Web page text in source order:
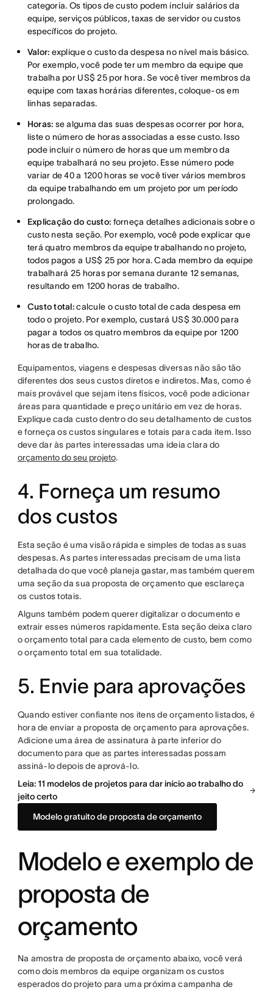
categoria. Os tipos de custo podem incluir salários da
equipe, serviços públicos, taxas de servidor ou custos
específicos do projeto.
Valor: explique o custo da despesa no nível mais básico.
Por exemplo, você pode ter um membro da equipe que
trabalha por US$ 25 por hora. Se você tiver membros da
equipe com taxas horárias diferentes, coloque-os em
linhas separadas.
Horas: se alguma das suas despesas ocorrer por hora,
liste o número de horas associadas a esse custo. Isso
pode incluir o número de horas que um membro da
equipe trabalhará no seu projeto. Esse número pode
variar de 40 a 1200 horas se você tiver vários membros
da equipe trabalhando em um projeto por um período
prolongado.
Explicação do custo: forneça detalhes adicionais sobre o
custo nesta seção. Por exemplo, você pode explicar que
terá quatro membros da equipe trabalhando no projeto,
todos pagos a US$ 25 por hora. Cada membro da equipe
trabalhará 25 horas por semana durante 12 semanas,
resultando em 1200 horas de trabalho.
Custo total:calcule o custo total de cada despesa em
todo o projeto. Por exemplo, custará US$ 30.000 para
pagar a todos os quatro membros da equipe por 1200
horas de trabalho.
Equipamentos, viagens e despesas diversas não são tão
diferentes dos seus custos diretos e indiretos. Mas, como é
mais provável que sejam itens físicos, você pode adicionar
áreas para quantidade e preço unitário em vez de horas.
Explique cada custo dentro do seu detalhamento de custos
e forneça os custos singulares e totais para cada item. Isso
deve dar às partes interessadas uma ideia clara do
orçamento do seu projeto.
4. Forneça um resumo
dos custos
Esta seção é uma visão rápida e simples de todas as suas
despesas. As partes interessadas precisam de uma lista
detalhada do que você planeja gastar, mas também querem
uma seção da sua proposta de orçamento que esclareça
os custos totais.
Alguns também podem querer digitalizar o documento e
extrair esses números rapidamente. Esta seção deixa claro
o orçamento total para cada elemento de custo, bem como
o orçamento total em sua totalidade.
5. Envie para aprovações
Quando estiver confiante nos itens de orçamento listados, é
hora de enviar a proposta de orçamento para aprovações.
Adicione uma área de assinatura à parte inferior do
documento para que as partes interessadas possam
assiná-lo depois de aprová-lo.
Leia: 11 modelos de projetos para dar início ao trabalho do
jeito certo
Modelo gratuito de proposta de orçamento
Modelo e exemplo de
proposta de
orçamento
Na amostra de proposta de orçamento abaixo, você verá
como dois membros da equipe organizam os custos
esperados do projeto para uma próxima campanha de